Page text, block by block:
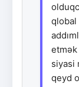
qlobal
etmək
siyasi
qeyd